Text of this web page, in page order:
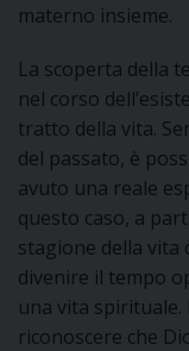
materno insieme.
La scoperta della
nel corso
tratto della vita.
del passato, è
avuto una reale
questo caso, a
stagione della vita
divenire il tempo
una vita
riconoscere che